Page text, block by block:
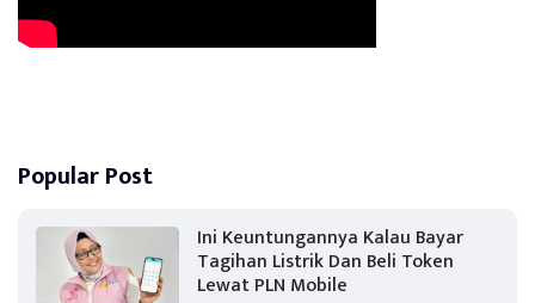
Popular Post
Ini Keuntungannya Kalau Bayar
Tagihan Listrik Dan Beli Token
Lewat PLN Mobile